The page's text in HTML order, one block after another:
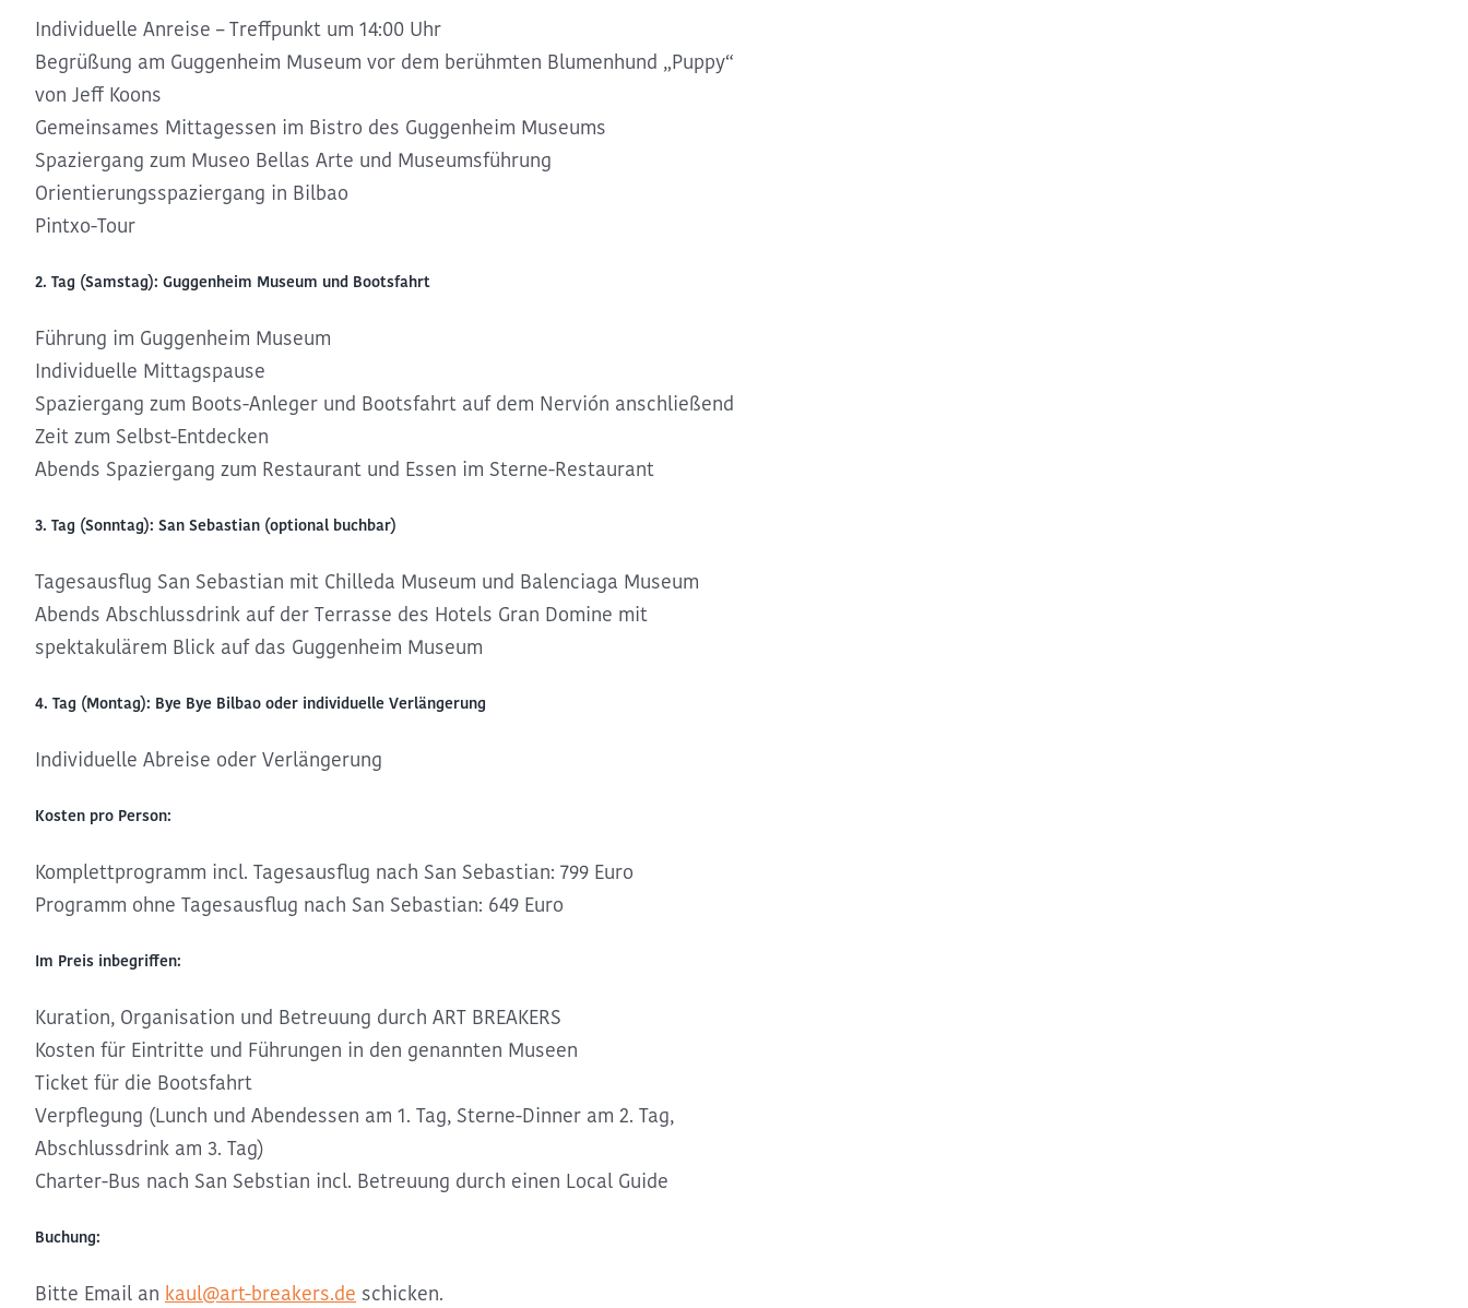
Individuelle Anreise – Treffpunkt um 14:00 Uhr
Begrüßung am Guggenheim Museum vor dem berühmten Blumenhund „Puppy“
von Jeff Koons
Gemeinsames Mittagessen im Bistro des Guggenheim Museums
Spaziergang zum Museo Bellas Arte und Museumsführung
Orientierungsspaziergang in Bilbao
Pintxo-Tour
2. Tag (Samstag): Guggenheim Museum und Bootsfahrt
Führung im Guggenheim Museum
Individuelle Mittagspause
Spaziergang zum Boots-Anleger und Bootsfahrt auf dem Nervión anschließend
Zeit zum Selbst-Entdecken
Abends Spaziergang zum Restaurant und Essen im Sterne-Restaurant
3. Tag (Sonntag): San Sebastian (optional buchbar)
Tagesausflug San Sebastian mit Chilleda Museum und Balenciaga Museum
Abends Abschlussdrink auf der Terrasse des Hotels Gran Domine mit
spektakulärem Blick auf das Guggenheim Museum
4. Tag (Montag): Bye Bye Bilbao oder individuelle Verlängerung
Individuelle Abreise oder Verlängerung
Kosten pro Person:
Komplettprogramm incl. Tagesausflug nach San Sebastian: 799 Euro
Programm ohne Tagesausflug nach San Sebastian: 649 Euro
Im Preis inbegriffen:
Kuration, Organisation und Betreuung durch ART BREAKERS
Kosten für Eintritte und Führungen in den genannten Museen
Ticket für die Bootsfahrt
Verpflegung (Lunch und Abendessen am 1. Tag, Sterne-Dinner am 2. Tag,
Abschlussdrink am 3. Tag)
Charter-Bus nach San Sebstian incl. Betreuung durch einen Local Guide
Buchung:
Bitte Email an kaul@art-breakers.de schicken.